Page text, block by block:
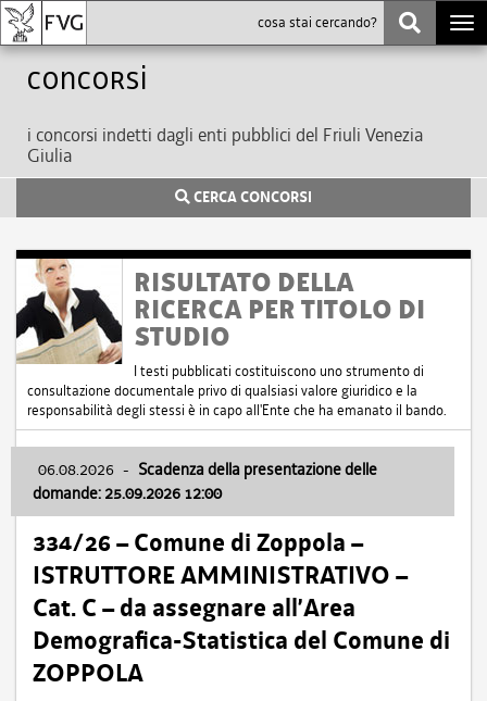
Concorsi
i concorsi indetti dagli enti pubblici del Friuli Venezia
Giulia
CERCA CONCORSI
RISULTATO DELLA
RICERCA PER TITOLO DI
STUDIO
I testi pubblicati costituiscono uno strumento di
consultazione documentale privo di qualsiasi valore giuridico e la
responsabilità degli stessi è in capo all'Ente che ha emanato il bando.
06.08.2026 - Scadenza della presentazione delle
domande: 25.09.2026 12:00
334/26 – Comune di Zoppola –
ISTRUTTORE AMMINISTRATIVO –
Cat. C – da assegnare all’Area
Demografica-Statistica del Comune di
ZOPPOLA